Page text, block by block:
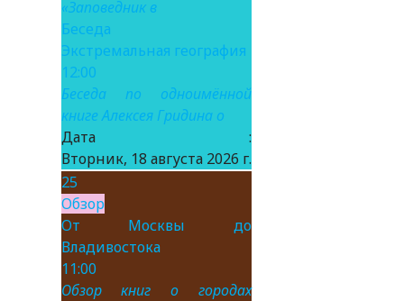
«Заповедник в
Беседа
Экстремальная география
12:00
Беседа по одноимённой
книге Алексея Гридина о
Дата :
Вторник, 18 августа 2026 г.
25
Обзор
От Москвы до
Владивостока
11:00
Обзор книг о городах